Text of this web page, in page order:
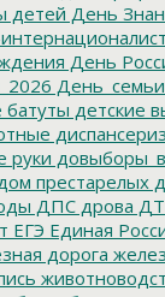
детей День
День
батуты детские
руки
престарелых
ДПС дрова
ЕГЭ Единая
дорога